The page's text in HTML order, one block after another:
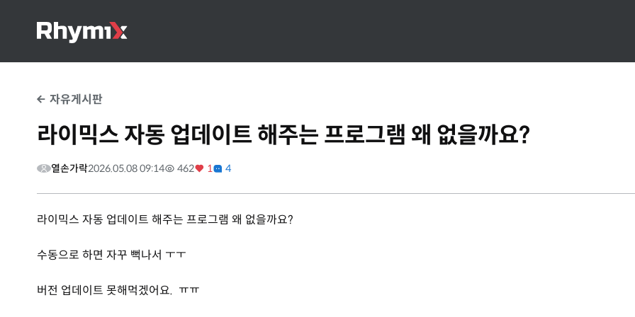
자유게시판
라이믹스 자동 업데이트 해주는 프로그램 왜 없을까요?
열손가락2026.05.08 09:14 462 1 4
라이믹스 자동 업데이트 해주는 프로그램 왜 없을까요?
수동으로 하면 자꾸 뻑나서 ㅜㅜ
버전 업데이트 못해먹겠어요. ㅠㅠ